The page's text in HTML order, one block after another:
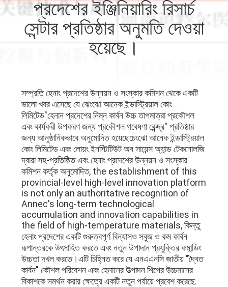
নিয়ন্ত্রণ
আমাদের
মামলা
সাইট
ম্যাপ
গোপনীয়তা
প্রদেশের ইঞ্জিনিয়ারিং রিসার্চ
সেন্টার প্রতিষ্ঠার অনুমতি দেওয়া
হয়েছে।
সম্প্রতি হেনাং প্রদেশের উন্নয়ন ও সংস্কার কমিশন থেকে একটি
ভালো খবর এসেছে যে ঝেংঝো আনেক ইন্ডাস্ট্রিয়াল কোং
লিমিটেড"হেনান প্রদেশের নিম্ন কার্বন উচ্চ তাপমাত্রা প্রকৌশল
এবং কার্যকরী উপকরণ জন্য প্রকৌশল গবেষণা কেন্দ্র" প্রতিষ্ঠার
জন্য আনুষ্ঠানিকভাবে অনুমোদিত হয়েছেচেংঝো আনেক ইন্ডাস্ট্রিয়াল
কোং লিমিটেড এবং লোয়ং ইনস্টিটিউট অব সায়েন্স অ্যান্ড টেকনোলজি
দ্বারা সহ-প্রতিষ্ঠিত এবং হেনাং প্রদেশের উন্নয়ন ও সংস্কার
কমিশন কর্তৃক অনুমোদিত, the establishment of this
provincial-level high-level innovation platform
is not only an authoritative recognition of
Annec's long-term technological
accumulation and innovation capabilities in
the field of high-temperature materials, কিন্তু
হেনাং প্রদেশের একটি গুরুত্বপূর্ণ বিন্যাসও সবুজ ও কম কার্বন
রূপান্তরকে উৎসাহিত করতে এবং নতুন উপাদান প্রযুক্তির কমান্ডিং
উচ্চতা দখল করতে।এটি চিহ্নিত করে যে এনএএনসি জাতীয় "দ্বৈত
কার্বন" কৌশল পরিবেশন এবং হেনানের উত্পাদন শিল্পের উচ্চমানের
বিকাশকে সমর্থন করার ক্ষেত্রে একটি নতুন পর্যায়ে প্রবেশ করেছে.